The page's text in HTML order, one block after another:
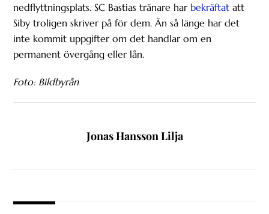
nedflyttningsplats. SC Bastias tränare har bekräftat att
Siby troligen skriver på för dem. Än så länge har det
inte kommit uppgifter om det handlar om en
permanent övergång eller lån.
Foto: Bildbyrån
Jonas Hansson Lilja